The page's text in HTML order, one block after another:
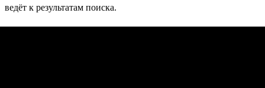
ведёт к результатам поиска.